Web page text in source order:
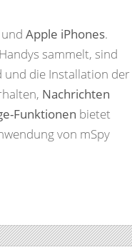
und Apple iPhones.
sammelt, sind
und die Installation der
Nachrichten
Funktionen bietet
von mSpy